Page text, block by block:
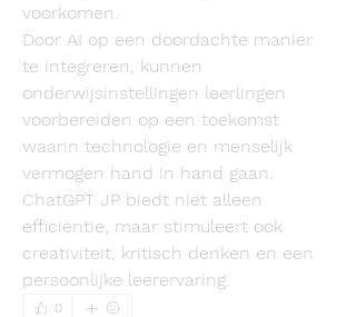
voorkomen.
Door AI op een doordachte manier
te integreren, kunnen
onderwijsinstellingen leerlingen
voorbereiden op een toekomst
waarin technologie en menselijk
vermogen hand in hand gaan.
ChatGPT JP biedt niet alleen
efficiëntie, maar stimuleert ook
creativiteit, kritisch denken en een
persoonlijke leerervaring.
0